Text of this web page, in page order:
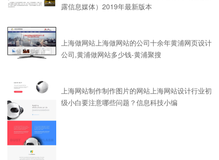
露信息媒体）2019年最新版本
上海做网站上海做网站的公司十余年黄浦网页设计
公司,黄浦做网站多少钱-黄浦聚搜
上海网站制作制作图片的网站上海网站设计行业初
级小白要注意哪些问题？信息科技小编